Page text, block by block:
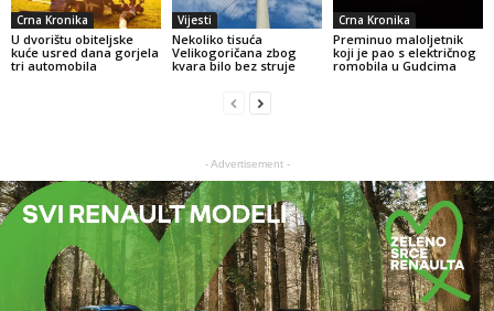
Crna Kronika
U dvorištu obiteljske
kuće usred dana gorjela
tri automobila
Vijesti
Nekoliko tisuća
Velikogoričana zbog
kvara bilo bez struje
Crna Kronika
Preminuo maloljetnik
koji je pao s električnog
romobila u Gudcima
- Advertisement -